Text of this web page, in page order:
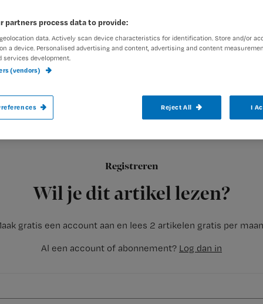
Auteur:
Registreren
Wil je dit artikel lezen?
gratis een account aan en lees 2 artikelen gratis per
Al een account of abonnement? Log dan in
Dat er op sommige plaatsen in ons land
partners process data to provide:
data. Actively scan device characteristics for identification. Store and/or
a device. Personalised advertising and content, advertising and content
services development.
(vendors)
Reject All I